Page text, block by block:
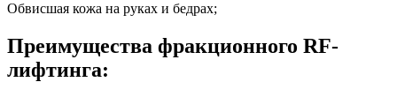
Обвисшая кожа на руках и бедрах;
Преимущества фракционного RF-
лифтинга: